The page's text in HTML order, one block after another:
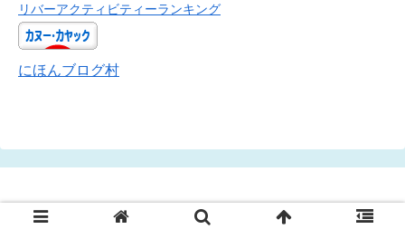
リバーアクティビティーランキング
にほんブログ村
© 2019 素人パックラフト奮闘記.